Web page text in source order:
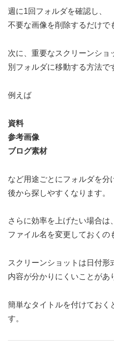
週に1回フォルダを確認し、
不要な画像を削除するだけで
次に、重要なスクリーンショ
別フォルダに移動する方法で
例えば
資料
参考画像
ブログ素材
など用途ごとにフォルダを分
後から探しやすくなります。
さらに効率を上げたい場合は、
ファイル名を変更しておくの
スクリーンショットは日付形
内容が分かりにくいことがあ
簡単なタイトルを付けておく
す。